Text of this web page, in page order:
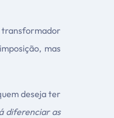
mas
deseja ter
diferenciar as